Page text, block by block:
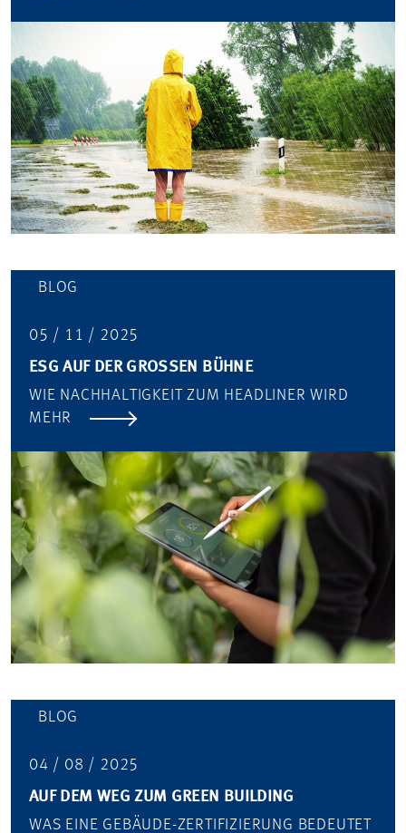
BLOG
05 / 11 / 2025
ESG AUF DER GROSSEN BÜHNE
WIE NACHHALTIGKEIT ZUM HEADLINER WIRD
MEHR
BLOG
04 / 08 / 2025
AUF DEM WEG ZUM GREEN BUILDING
WAS EINE GEBÄUDE-ZERTIFIZIERUNG BEDEUTET